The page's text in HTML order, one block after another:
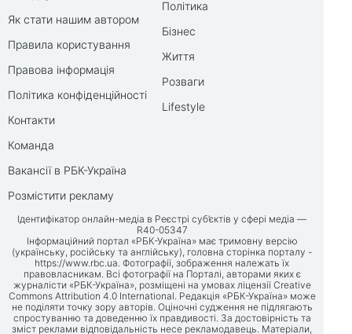
Як стати нашим автором
Правила користування
Правова інформація
Політика конфіденційності
Контакти
Команда
Вакансії в РБК-Україна
Розмістити рекламу
Політика
Бізнес
Життя
Розваги
Lifestyle
Ідентифікатор онлайн-медіа в Реєстрі суб’єктів у сфері медіа —
R40-05347
Інформаційний портал «РБК-Україна» має тримовну версію
(українську, російську та англійську), головна сторінка порталу -
https://www.rbc.ua. Фотографії, зображення належать їх
правовласникам. Всі фотографії на Порталі, авторами яких є
журналісти «РБК-Україна», розміщені на умовах ліцензії Creative
Commons Attribution 4.0 International. Редакція «РБК-Україна» може
не поділяти точку зору авторів. Оціночні судження не підлягають
спростуванню та доведенню їх правдивості. За достовірність та
зміст реклами відповідальність несе рекламодавець. Матеріали,